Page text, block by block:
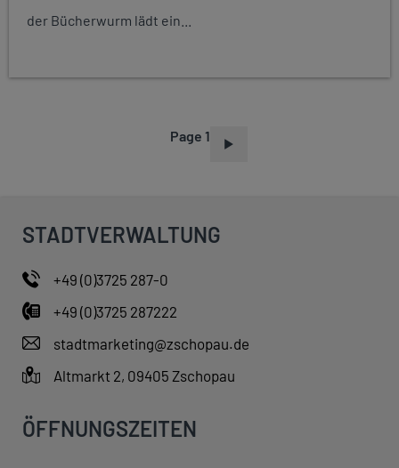
der Bücherwurm lädt ein...
Page 1
STADTVERWALTUNG
+49 (0)3725 287-0
+49 (0)3725 287222
stadtmarketing@zschopau.de
Altmarkt 2, 09405 Zschopau
ÖFFNUNGSZEITEN